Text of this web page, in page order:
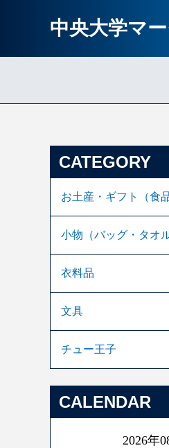
中央大学マ
CATEGORY
お土産・ギフト（食
小物（バッグ・タオ
衣料品
文具
チュー王子
CALENDAR
2026年